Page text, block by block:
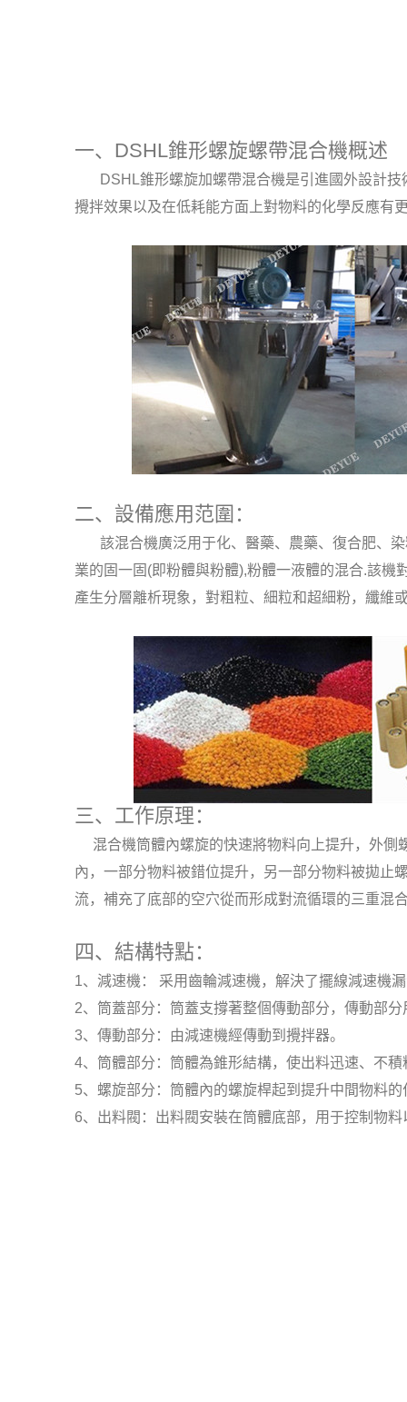
一、DSHL錐形螺旋螺帶混合機概述
DSHL錐形螺旋加螺帶混合機是引進國外設計技
攪拌效果以及在低耗能方面上對物料的化學反應有
二、設備應用范圍：
該混合機廣泛用于化、醫藥、農藥、復合肥、染
業的固一固(即粉體與粉體),粉體一液體的混合.該
產生分層離析現象，對粗粒、細粒和超細粉，纖維
三、工作原理：
混合機筒體內螺旋的快速將物料向上提升，外側
內，一部分物料被錯位提升，另一部分物料被拋止
流，補充了底部的空穴從而形成對流循環的三重混
四、結構特點：
1、減速機： 采用齒輪減速機，解決了擺線減速機
2、筒蓋部分：筒蓋支撐著整個傳動部分，傳動部
3、傳動部分：由減速機經傳動到攪拌器。
4、筒體部分：筒體為錐形結構，使出料迅速、不積
5、螺旋部分：筒體內的螺旋桿起到提升中間物料
6、出料閥：出料閥安裝在筒體底部，用于控制物